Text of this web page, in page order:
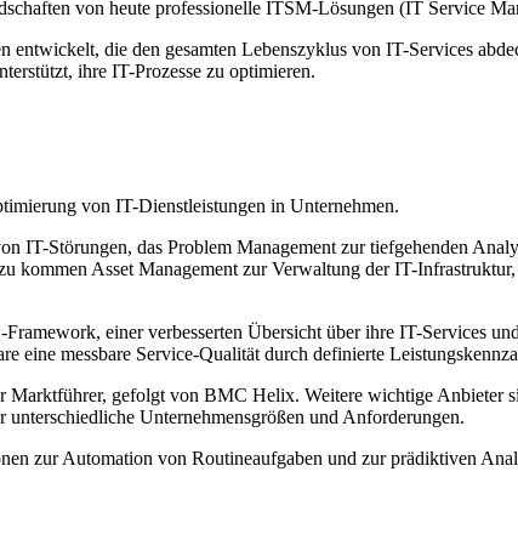
von heute professionelle ITSM-Lösungen (IT Service
die den gesamten Lebenszyklus von IT-Services
ihre IT-Prozesse zu optimieren.
von IT-Dienstleistungen in Unternehmen.
Störungen, das Problem Management zur tiefgehenden
kommen Asset Management zur Verwaltung der IT-
einer verbesserten Übersicht über ihre IT-Services
eine messbare Service-Qualität durch definierte
gefolgt von BMC Helix. Weitere wichtige Anbieter
Unternehmensgrößen und Anforderungen.
zur Automation von Routineaufgaben und zur prädiktiven